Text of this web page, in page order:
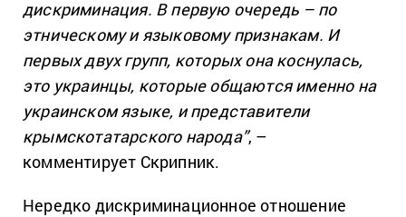
дискриминация. В первую очередь – по
этническому и языковому признакам. И
первых двух групп, которых она коснулась,
это украинцы, которые общаются именно на
украинском языке, и представители
крымскотатарского народа”, –
комментирует Скрипник.
Нередко дискриминационное отношение